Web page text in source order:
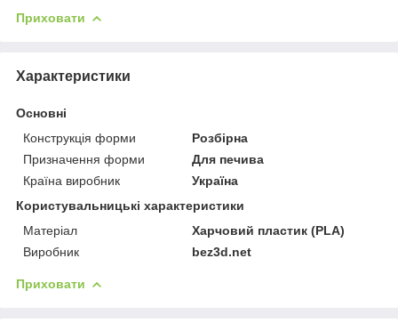
Приховати
Характеристики
Основні
Конструкція форми
Розбірна
Призначення форми
Для печива
Країна виробник
Україна
Користувальницькі характеристики
Матеріал
Харчовий пластик (PLA)
Виробник
bez3d.net
Приховати